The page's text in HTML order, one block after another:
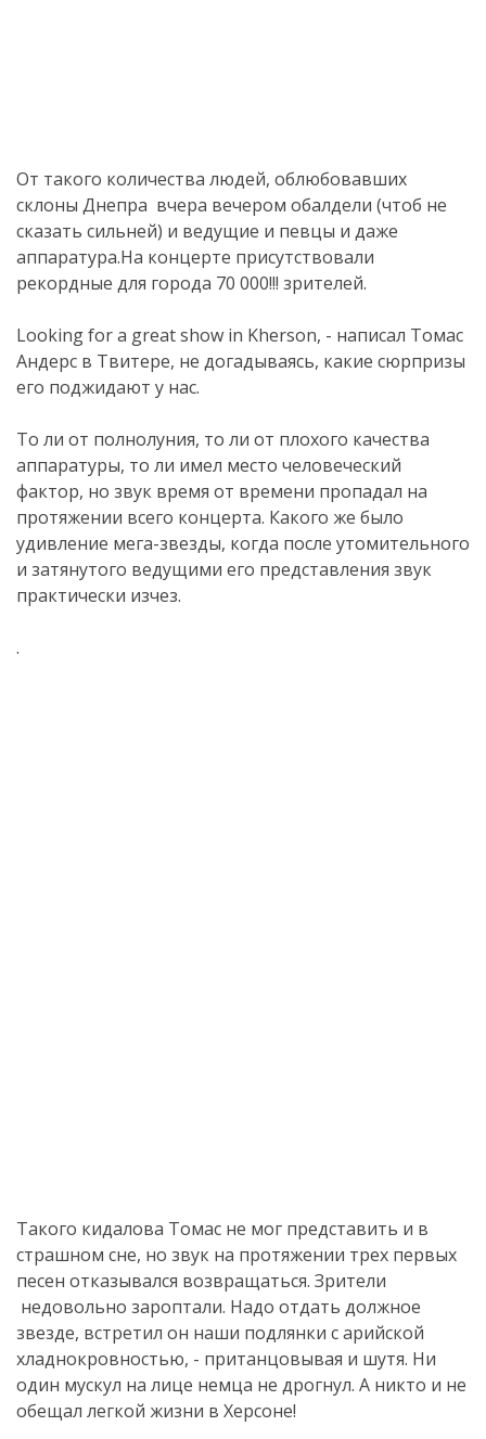
От такого количества людей, облюбовавших
склоны Днепра вчера вечером обалдели (чтоб не
сказать сильней) и ведущие и певцы и даже
аппаратура.На концерте присутствовали
рекордные для города 70 000!!! зрителей.
Looking for a great show in Kherson, - написал Томас
Андерс в Твитере, не догадываясь, какие сюрпризы
его поджидают у нас.
То ли от полнолуния, то ли от плохого качества
аппаратуры, то ли имел место человеческий
фактор, но звук время от времени пропадал на
протяжении всего концерта. Какого же было
удивление мега-звезды, когда после утомительного
и затянутого ведущими его представления звук
практически изчез.
.
Такого кидалова Томас не мог представить и в
страшном сне, но звук на протяжении трех первых
песен отказывался возвращаться. Зрители
недовольно зароптали. Надо отдать должное
звезде, встретил он наши подлянки с арийской
хладнокровностью, - пританцовывая и шутя. Ни
один мускул на лице немца не дрогнул. А никто и не
обещал легкой жизни в Херсоне!